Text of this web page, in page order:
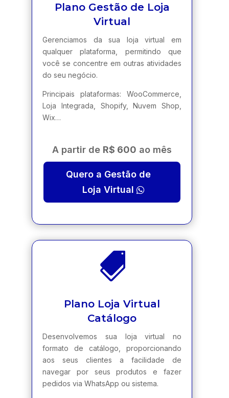
Plano Gestão de Loja
Virtual
Gerenciamos da sua loja virtual em
qualquer plataforma, permitindo que
você se concentre em outras atividades
do seu negócio.
Principais plataformas: WooCommerce,
Loja Integrada, Shopify, Nuvem Shop,
Wix…
A partir de R$ 600 ao mês
Quero a Gestão de
Loja Virtual

Plano Loja Virtual
Catálogo
Desenvolvemos sua loja virtual no
formato de catálogo, proporcionando
aos seus clientes a facilidade de
navegar por seus produtos e fazer
pedidos via WhatsApp ou sistema.